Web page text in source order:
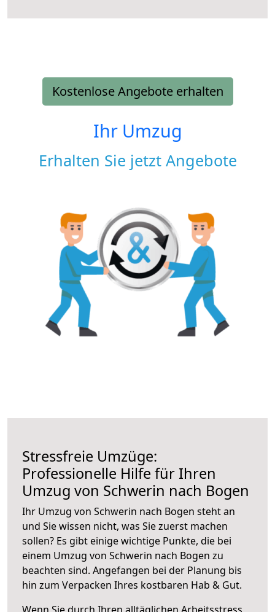
Kostenlose Angebote erhalten
Ihr Umzug
Erhalten Sie jetzt Angebote
Stressfreie Umzüge:
Professionelle Hilfe für Ihren
Umzug von Schwerin nach Bogen
Ihr Umzug von Schwerin nach Bogen steht an
und Sie wissen nicht, was Sie zuerst machen
sollen? Es gibt einige wichtige Punkte, die bei
einem Umzug von Schwerin nach Bogen zu
beachten sind. Angefangen bei der Planung bis
hin zum Verpacken Ihres kostbaren Hab & Gut.